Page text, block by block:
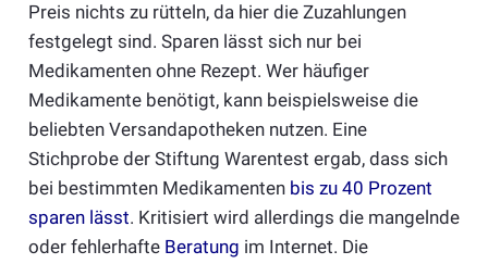
Preis nichts zu rütteln, da hier die Zuzahlungen
festgelegt sind. Sparen lässt sich nur bei
Medikamenten ohne Rezept. Wer häufiger
Medikamente benötigt, kann beispielsweise die
beliebten Versandapotheken nutzen. Eine
Stichprobe der Stiftung Warentest ergab, dass sich
bei bestimmten Medikamenten bis zu 40 Prozent
sparen lässt. Kritisiert wird allerdings die mangelnde
oder fehlerhafte Beratung im Internet. Die